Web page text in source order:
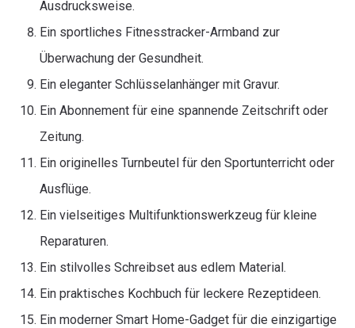
Ausdrucksweise.
Ein sportliches Fitnesstracker-Armband zur
Überwachung der Gesundheit.
Ein eleganter Schlüsselanhänger mit Gravur.
Ein Abonnement für eine spannende Zeitschrift oder
Zeitung.
Ein originelles Turnbeutel für den Sportunterricht oder
Ausflüge.
Ein vielseitiges Multifunktionswerkzeug für kleine
Reparaturen.
Ein stilvolles Schreibset aus edlem Material.
Ein praktisches Kochbuch für leckere Rezeptideen.
Ein moderner Smart Home-Gadget für die einzigartige